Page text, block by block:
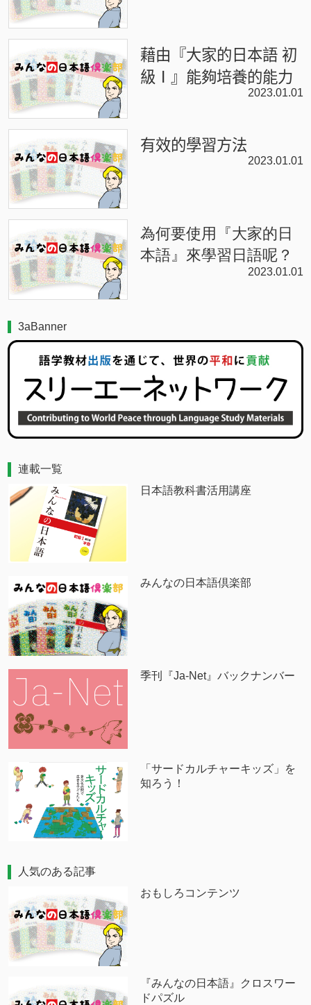
藉由『大家的日本語 初
級Ⅰ』能夠培養的能力
2023.01.01
有效的學習方法
2023.01.01
為何要使用『大家的日
本語』來學習日語呢？
2023.01.01
3aBanner
連載一覧
日本語教科書活用講座
みんなの日本語倶楽部
季刊『Ja-Net』バックナンバー
「サードカルチャーキッズ」を
知ろう！
人気のある記事
おもしろコンテンツ
『みんなの日本語』クロスワー
ドパズル